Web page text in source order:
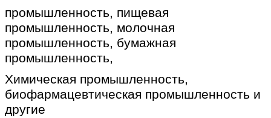
промышленность, пищевая
промышленность, молочная
промышленность, бумажная
промышленность,
Химическая промышленность,
биофармацевтическая промышленность и
другие